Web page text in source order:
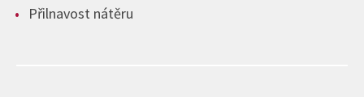
Přilnavost nátěru